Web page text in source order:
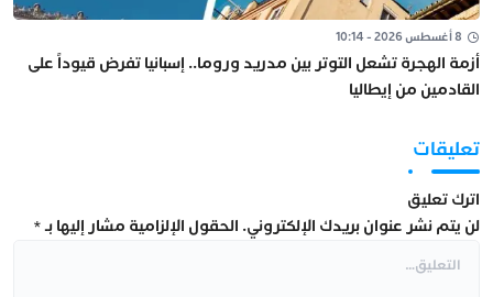
8 أغسطس 2026 - 10:14
أزمة الهجرة تشعل التوتر بين مدريد وروما.. إسبانيا تفرض قيوداً على
القادمين من إيطاليا
تعليقات
اترك تعليق
لن يتم نشر عنوان بريدك الإلكتروني. الحقول الإلزامية مشار إليها بـ*